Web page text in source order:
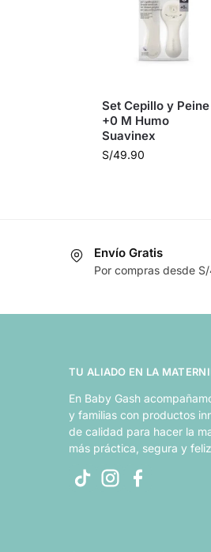
Set Cepillo y Peine
+0 M Humo
Suavinex
S/49.90
Envío Gratis
Por compras desde
TU ALIADO EN LA
En Baby Gash
y familias con productos
de calidad para hacer la
más práctica, segura y feliz